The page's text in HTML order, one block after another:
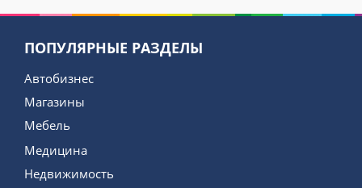
ПОПУЛЯРНЫЕ РАЗДЕЛЫ
Автобизнес
Магазины
Мебель
Медицина
Недвижимость